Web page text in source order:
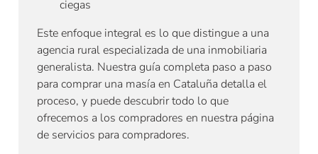
ciegas
Este enfoque integral es lo que distingue a una
agencia rural especializada de una inmobiliaria
generalista. Nuestra guía completa paso a paso
para comprar una masía en Cataluña detalla el
proceso, y puede descubrir todo lo que
ofrecemos a los compradores en nuestra página
de servicios para compradores.